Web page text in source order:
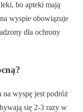
bo apteki mają
wyspie obowiązuje
dla ochrony
na wyspę jest podróż
się 2-3 razy w